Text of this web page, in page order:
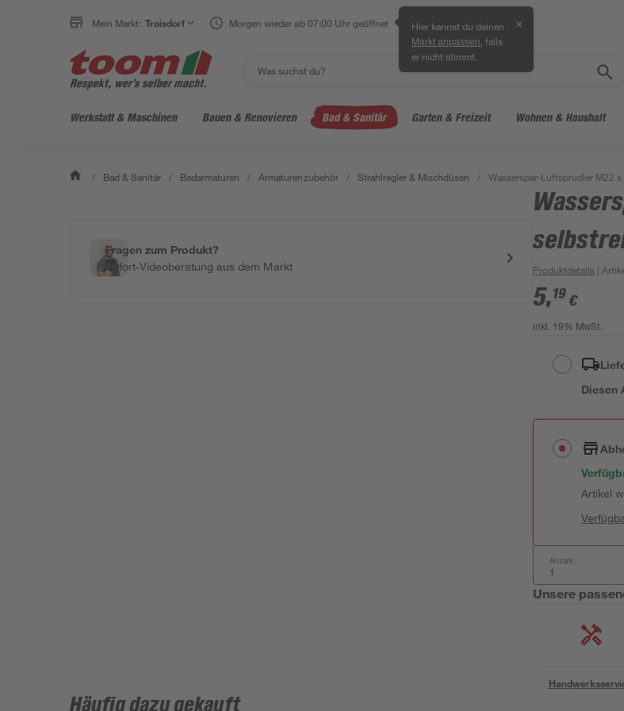
Mein Markt: Troisdorf Morgen wieder ab 07:00 Uhr geöffnet Hier kannst du deinen
Markt anpassen , falls
er nicht stimmt.
✕
Werkstatt & Maschinen Bauen & Renovieren Bad & Sanitär Garten & Freizeit Wohnen & Haushalt
/ Bad & Sanitär / Badarmaturen / Armaturenzubehör / Strahlregler & Mischdüsen / Wasserspar-Luftsprudler M22
Fragen zum Produkt?
Sofort-Videoberatung aus dem Markt
Produktdetails |
5,19 €
inkl. 19% MwSt.
Diesen
Artikel
Anzahl:
Unsere
Häufig dazu gekauft